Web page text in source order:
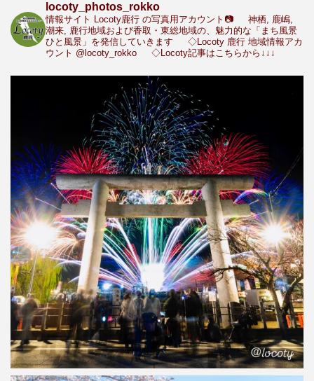
locoty_photos_rokko
情報サイト Locoty鹿行 の写真用アカウント📷
神栖, 鹿嶋,
潮来, 鹿行地域および香取・東総地域の、魅力的な「まち風景
ひと風景」を発信していきます
◇Locoty 鹿行 地域情報アカ
ウント @locoty_rokko ◇Locoty記事はこちらから↓↓↓